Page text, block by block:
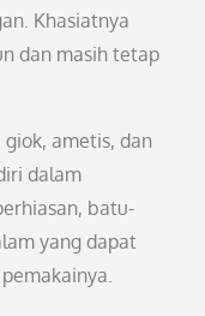
Khasiatnya
dan masih tetap
ametis, dan
dalam
batu-
yang dapat